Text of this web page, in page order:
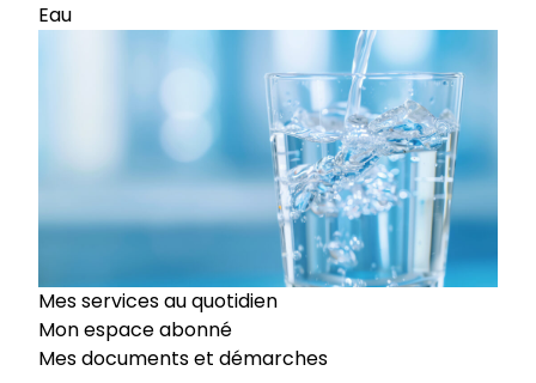
Eau
Mes services au quotidien
Mon espace abonné
Mes documents et démarches